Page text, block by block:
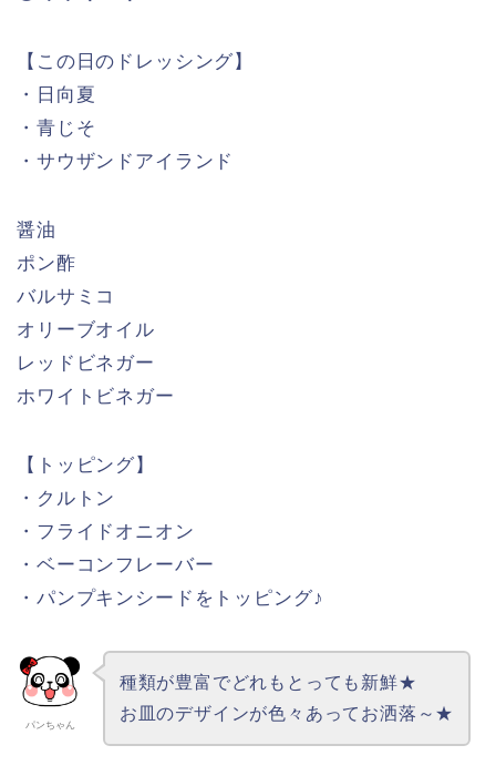
① 彩り豊かなフレッシュサラダ
② レッドオニオン
③ 豆苗
⑤ 紅芯大根
⑥ 海藻サラダ
・わかめ・白きくらげ・こんにゃく寒天・昆布茎わ
かめ・赤つのまた
⑦ コーン
【この日のドレッシング】
・日向夏